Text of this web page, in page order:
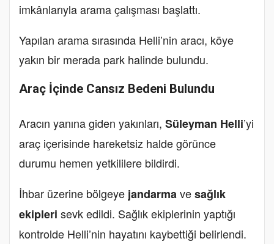
imkânlarıyla arama çalışması başlattı.
Yapılan arama sırasında Helli’nin aracı, köye
yakın bir merada park halinde bulundu.
Araç İçinde Cansız Bedeni Bulundu
Aracın yanına giden yakınları, Süleyman Helli’yi
araç içerisinde hareketsiz halde görünce
durumu hemen yetkililere bildirdi.
İhbar üzerine bölgeye jandarmavesağlık
ekipleri sevk edildi. Sağlık ekiplerinin yaptığı
kontrolde Helli’nin hayatını kaybettiği belirlendi.